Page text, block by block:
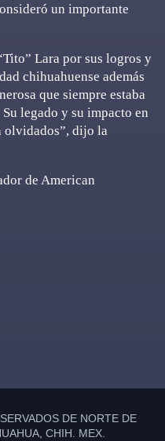
un importante
Lara por sus logros y
chihuahuense además
que siempre estaba
legado y su impacto en
olvidados”, dijo la
de American
DE NORTE DE
CHIH. MEX.